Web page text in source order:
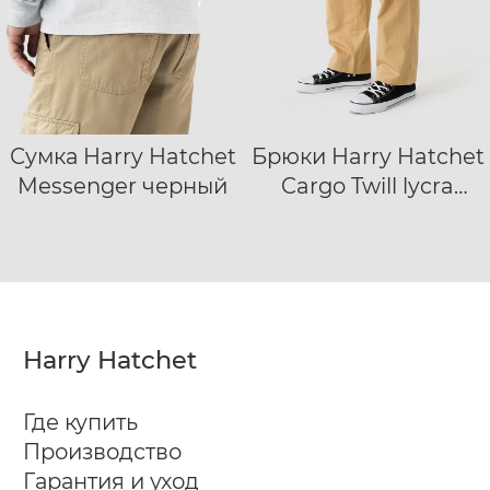
Сумка Harry Hatchet
Messenger черный
Брюки Harry Hatchet
Cargo Twill lycra
S M L XL
Harry Hatchet
Где купить
Производство
Гарантия и уход